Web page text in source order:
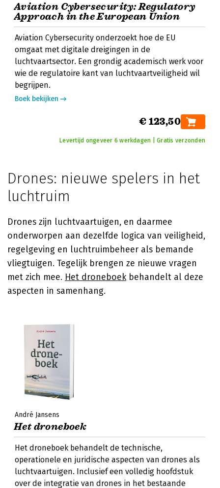
Aviation Cybersecurity: Regulatory
Approach in the European Union
Aviation Cybersecurity onderzoekt hoe de EU
omgaat met digitale dreigingen in de
luchtvaartsector. Een grondig academisch werk voor
wie de regulatoire kant van luchtvaartveiligheid wil
begrijpen.
Boek bekijken
€ 123,50
Levertijd ongeveer 6 werkdagen | Gratis verzonden
Drones: nieuwe spelers in het
luchtruim
Drones zijn luchtvaartuigen, en daarmee
onderworpen aan dezelfde logica van veiligheid,
regelgeving en luchtruimbeheer als bemande
vliegtuigen. Tegelijk brengen ze nieuwe vragen
met zich mee. Het droneboekbehandelt al deze
aspecten in samenhang.
André Jansens
Het droneboek
Het droneboek behandelt de technische,
operationele en juridische aspecten van drones als
luchtvaartuigen. Inclusief een volledig hoofdstuk
over de integratie van drones in het bestaande